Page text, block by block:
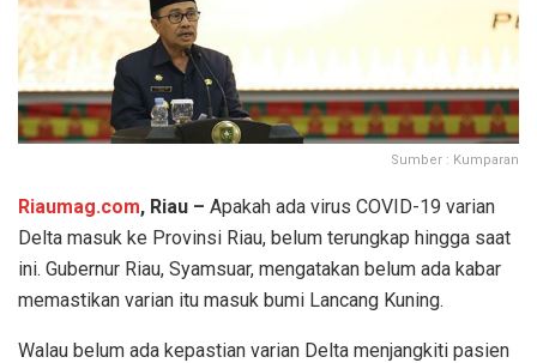
Sumber : Kumparan
Riaumag.com, Riau – Apakah ada virus COVID-19 varian
Delta masuk ke Provinsi Riau, belum terungkap hingga saat
ini. Gubernur Riau, Syamsuar, mengatakan belum ada kabar
memastikan varian itu masuk bumi Lancang Kuning.
Walau belum ada kepastian varian Delta menjangkiti pasien